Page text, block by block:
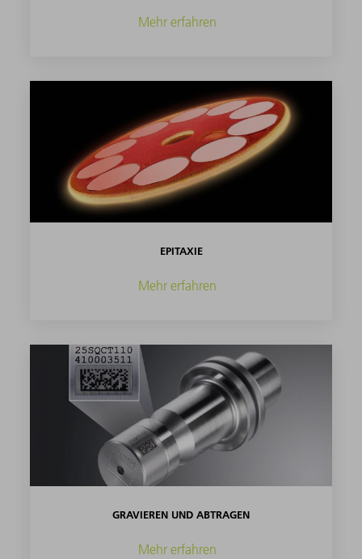
Mehr erfahren
EPITAXIE
Mehr erfahren
GRAVIEREN UND ABTRAGEN
Mehr erfahren